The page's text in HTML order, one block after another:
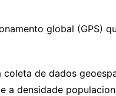
global (GPS)
de dados
a densidade